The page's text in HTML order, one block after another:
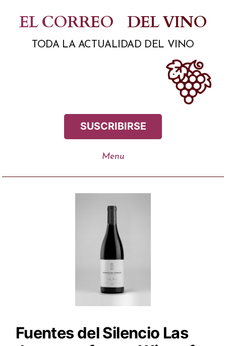
contenido
EL CORREO DEL VINO
TODA LA ACTUALIDAD DEL VINO
SUSCRIBIRSE
Fuentes del Silencio Las